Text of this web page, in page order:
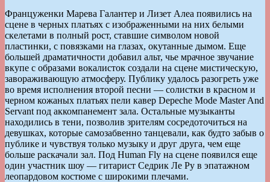
Француженки Марева Галантер и Лизет Алеа появились на
сцене в черных платьях с изображенными на них белыми
скелетами в полный рост, ставшие символом новой
пластинки, с повязками на глазах, окутанные дымом. Еще
большей драматичности добавил альт, чье мрачное звучание
вкупе с образами вокалисток создали на сцене мистическую,
завораживающую атмосферу. Публику удалось разогреть уже
во время исполнения второй песни — солистки в красном и
черном кожаных платьях пели кавер Depeche Mode Master And
Servant под аккомпанемент зала. Остальные музыканты
находились в тени, позволив зрителям сосредоточиться на
девушках, которые самозабвенно танцевали, как будто забыв о
публике и чувствуя только музыку и друг друга, чем еще
больше раскачали зал. Под Human Fly на сцене появился еще
один участник шоу — гитарист Седрик Ле Ру в эпатажном
леопардовом костюме с широкими плечами.